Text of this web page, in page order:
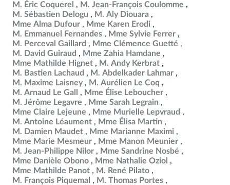
M. Éric Coquerel
M. Jean-François Coulomme
M. Sébastien Delogu
M. Aly Diouara
Mme Alma Dufour
Mme Karen Erodi
M. Emmanuel Fernandes
Mme Sylvie Ferrer
M. Perceval Gaillard
Mme Clémence Guetté
M. David Guiraud
Mme Zahia Hamdane
Mme Mathilde Hignet
M. Andy Kerbrat
M. Bastien Lachaud
M. Abdelkader Lahmar
M. Maxime Laisney
M. Aurélien Le Coq
M. Arnaud Le Gall
Mme Élise Leboucher
M. Jérôme Legavre
Mme Sarah Legrain
Mme Claire Lejeune
Mme Murielle Lepvraud
M. Antoine Léaument
Mme Élisa Martin
M. Damien Maudet
Mme Marianne Maximi
Mme Marie Mesmeur
Mme Manon Meunier
M. Jean-Philippe Nilor
Mme Sandrine Nosbé
Mme Danièle Obono
Mme Nathalie Oziol
Mme Mathilde Panot
M. René Pilato
M. François Piquemal
M. Thomas Portes